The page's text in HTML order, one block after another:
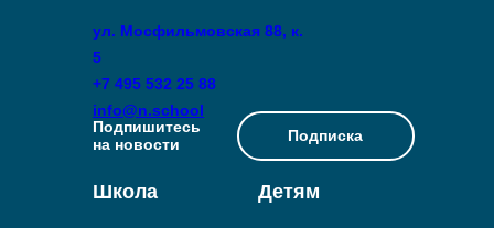
Школа Детям
Подписка
Подпишитесь
на новости
ул. Мосфильмовская 88, к.
5
+7 495 532 25 88
info@n.school